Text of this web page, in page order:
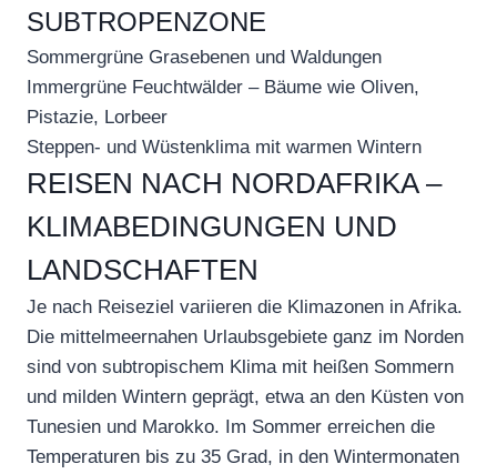
SUBTROPENZONE
Sommergrüne Grasebenen und Waldungen
Immergrüne Feuchtwälder – Bäume wie Oliven,
Pistazie, Lorbeer
Steppen- und Wüstenklima mit warmen Wintern
REISEN NACH NORDAFRIKA –
KLIMABEDINGUNGEN UND
LANDSCHAFTEN
Je nach Reiseziel variieren die Klimazonen in Afrika.
Die mittelmeernahen Urlaubsgebiete ganz im Norden
sind von subtropischem Klima mit heißen Sommern
und milden Wintern geprägt, etwa an den Küsten von
Tunesien und Marokko. Im Sommer erreichen die
Temperaturen bis zu 35 Grad, in den Wintermonaten